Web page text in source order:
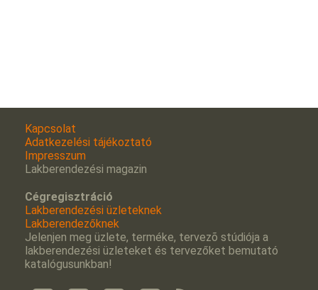
Kapcsolat
Adatkezelési tájékoztató
Impresszum
Lakberendezési magazin
Cégregisztráció
Lakberendezési üzleteknek
Lakberendezőknek
Jelenjen meg üzlete, terméke, tervezõ stúdiója a
lakberendezési üzleteket és tervezőket bemutató
katalógusunkban!